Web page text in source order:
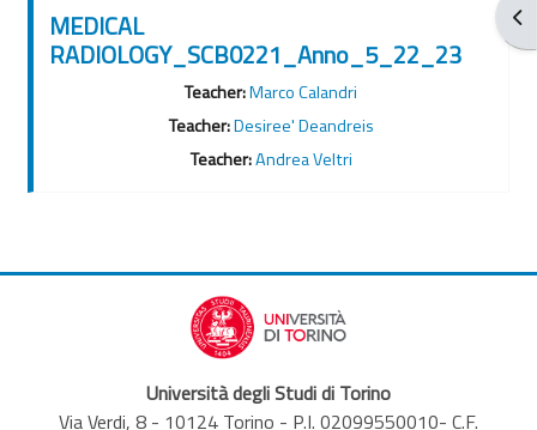
MEDICAL
RADIOLOGY_SCB0221_Anno_5_22_23
Teacher:Marco Calandri
Teacher:Desiree' Deandreis
Teacher:Andrea Veltri
Università degli Studi di Torino
Via Verdi, 8 - 10124 Torino - P.I. 02099550010- C.F.